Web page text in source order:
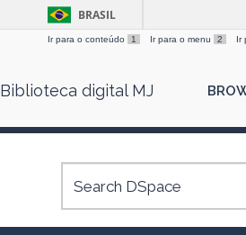
BRASIL
Ir para o conteúdo 1 Ir para o menu 2 Ir
Biblioteca digital MJ